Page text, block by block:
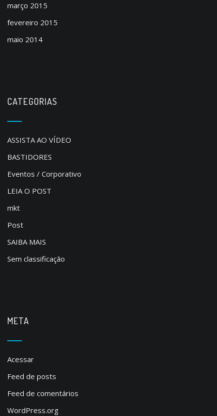
março 2015
fevereiro 2015
maio 2014
CATEGORIAS
ASSISTA AO VÍDEO
BASTIDORES
Eventos / Corporativo
LEIA O POST
mkt
Post
SAIBA MAIS
Sem classificação
META
Acessar
Feed de posts
Feed de comentários
WordPress.org